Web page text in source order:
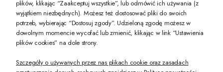
Twoje dane będą przetwarzane zgodnie z nasząpolityką prywatności
POKAŻ PEŁNĄ WERSJĘ STRONY
plików, klikając “Zaakceptuj wszystkie”, lub odmówić ich używania (z
wyjątkiem niezbędnych). Możesz też dostosować pliki do swoich
potrzeb, wybierając “Dostosuj zgody”. Udzieloną zgodę możesz w
dowolnym momencie wycofać lub zmienić, klikając w link “Ustawienia
plików cookies” na dole strony.
Szczegóły o używanych przez nas plikach cookie oraz zasadach